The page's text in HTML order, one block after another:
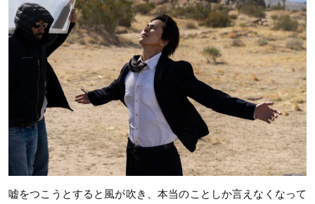
嘘をつこうとすると風が吹き、本当のことしか言えなくなって